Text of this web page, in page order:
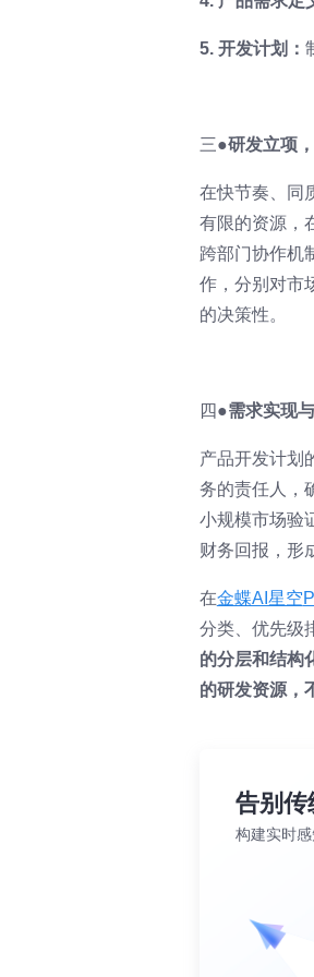
5. 开发计划：
三●研发立项
在快节奏、同
有限的资源，
跨部门协作机
作，分别对市
的决策性。
四●需求实现
产品开发计划
务的责任人，
小规模市场验
财务回报，形
在金蝶AI星空
分类、优先级
的分层和结构
的研发资源，
告别传
构建实时